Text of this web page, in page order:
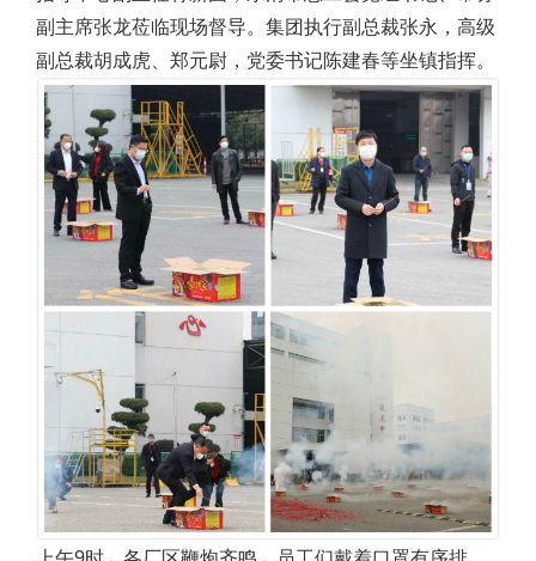
副主席张龙莅临现场督导。集团执行副总裁张永，高级
副总裁胡成虎、郑元尉，党委书记陈建春等坐镇指挥。